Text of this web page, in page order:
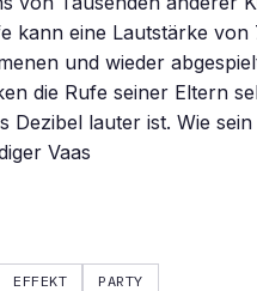
kann eine Lautstärke
und wieder
die Rufe seiner Eltern
Dezibel lauter ist. Wie
Vaas
EFFEKT PARTY